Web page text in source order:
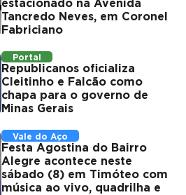
estacionado na Avenida
Tancredo Neves, em Coronel
Fabriciano
Portal
Republicanos oficializa
Cleitinho e Falcão como
chapa para o governo de
Minas Gerais
Vale do Aço
Festa Agostina do Bairro
Alegre acontece neste
sábado (8) em Timóteo com
música ao vivo, quadrilha e